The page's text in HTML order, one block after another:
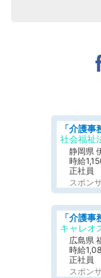
静岡県
時給
正社員
スポン
広島県
時給
正社員
スポン